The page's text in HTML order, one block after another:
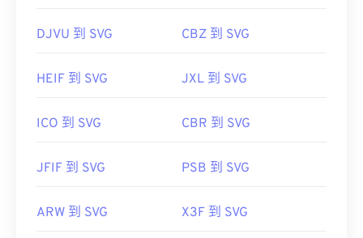
DJVU 到 SVG CBZ 到 SVG
HEIF 到 SVG JXL 到 SVG
ICO 到 SVG CBR 到 SVG
JFIF 到 SVG PSB 到 SVG
ARW 到 SVG X3F 到 SVG